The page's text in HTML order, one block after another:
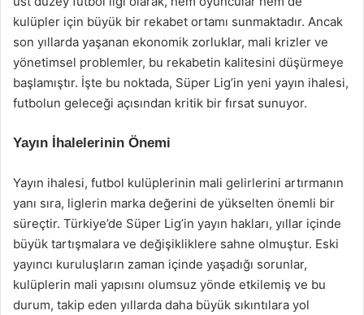
kulüpler için büyük bir rekabet ortamı sunmaktadır. Ancak
son yıllarda yaşanan ekonomik zorluklar, mali krizler ve
yönetimsel problemler, bu rekabetin kalitesini düşürmeye
başlamıştır. İşte bu noktada, Süper Lig’in yeni yayın ihalesi,
futbolun geleceği açısından kritik bir fırsat sunuyor.
Yayın İhalelerinin Önemi
Yayın ihalesi, futbol kulüplerinin mali gelirlerini artırmanın
yanı sıra, liglerin marka değerini de yükselten önemli bir
süreçtir. Türkiye’de Süper Lig’in yayın hakları, yıllar içinde
büyük tartışmalara ve değişikliklere sahne olmuştur. Eski
yayıncı kuruluşların zaman içinde yaşadığı sorunlar,
kulüplerin mali yapısını olumsuz yönde etkilemiş ve bu
durum, takip eden yıllarda daha büyük sıkıntılara yol